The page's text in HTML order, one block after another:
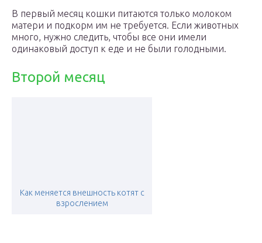
В первый месяц кошки питаются только молоком
матери и подкорм им не требуется. Если животных
много, нужно следить, чтобы все они имели
одинаковый доступ к еде и не были голодными.
Второй месяц
Как меняется внешность котят с
взрослением